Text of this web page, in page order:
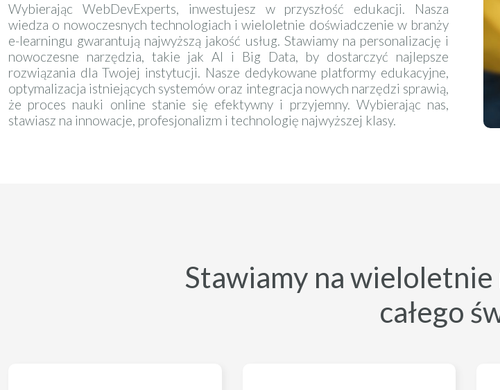
Wybierając WebDevExperts, inwestujesz w przyszłość edukacji. Nasza
wiedza o nowoczesnych technologiach i wieloletnie doświadczenie w branży
e-learningu gwarantują najwyższą jakość usług. Stawiamy na personalizację i
nowoczesne narzędzia, takie jak AI i Big Data, by dostarczyć najlepsze
rozwiązania dla Twojej instytucji. Nasze dedykowane platformy edukacyjne,
optymalizacja istniejących systemów oraz integracja nowych narzędzi sprawią,
że proces nauki online stanie się efektywny i przyjemny. Wybierając nas,
stawiasz na innowacje, profesjonalizm i technologię najwyższej klasy.
Stawiamy na
całego